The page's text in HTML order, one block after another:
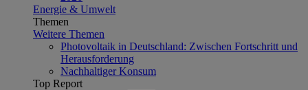
Energie & Umwelt
Themen
Weitere Themen
Photovoltaik in Deutschland: Zwischen Fortschritt und
Herausforderung
Nachhaltiger Konsum
Top Report